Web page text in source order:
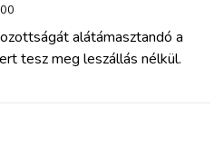
alátámasztandó a
tesz meg leszállás nélkül.